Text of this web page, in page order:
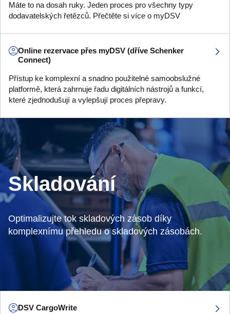
Máte to na dosah ruky. Jeden proces pro všechny typy
dodavatelských řetězců. Přečtěte si více o myDSV
Online rezervace přes myDSV (dříve Schenker
Connect)
Přístup ke komplexní a snadno použitelné samoobslužné
platformě, která zahrnuje řadu digitálních nástrojů a funkcí,
které zjednodušují a vylepšují proces přepravy.
Skladování
Optimalizujte tok skladových zásob díky
komplexnímu přehledu o skladových zásobách.
DSV CargoWrite